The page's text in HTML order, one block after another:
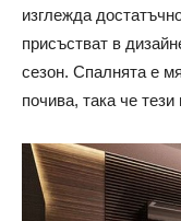
изглежда
присъстват в
сезон. Спалнята е
почива, така че